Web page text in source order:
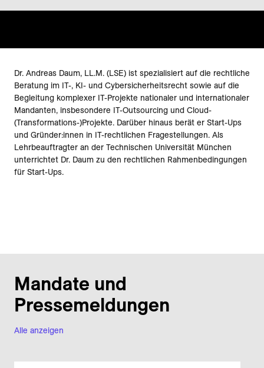
Dr. Andreas Daum, LL.M. (LSE) ist spezialisiert auf die rechtliche
Beratung im IT-, KI- und Cybersicherheitsrecht sowie auf die
Begleitung komplexer IT-Projekte nationaler und internationaler
Mandanten, insbesondere IT-Outsourcing und Cloud-
(Transformations-)Projekte. Darüber hinaus berät er Start-Ups
und Gründer:innen in IT-rechtlichen Fragestellungen. Als
Lehrbeauftragter an der Technischen Universität München
unterrichtet Dr. Daum zu den rechtlichen Rahmenbedingungen
für Start-Ups.
Alle anzeigen
Mandate und
Pressemeldungen